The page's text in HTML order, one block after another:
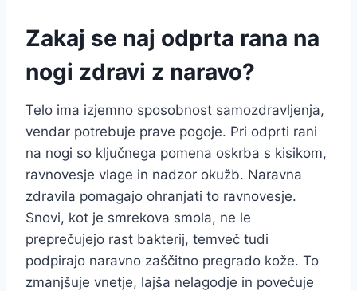
Zakaj se naj odprta rana na
nogi zdravi z naravo?
Telo ima izjemno sposobnost samozdravljenja,
vendar potrebuje prave pogoje. Pri odprti rani
na nogi so ključnega pomena oskrba s kisikom,
ravnovesje vlage in nadzor okužb. Naravna
zdravila pomagajo ohranjati to ravnovesje.
Snovi, kot je smrekova smola, ne le
preprečujejo rast bakterij, temveč tudi
podpirajo naravno zaščitno pregrado kože. To
zmanjšuje vnetje, lajša nelagodje in povečuje